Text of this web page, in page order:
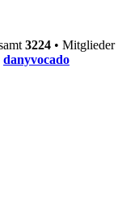
3224 • Mitglieder
danyvocado